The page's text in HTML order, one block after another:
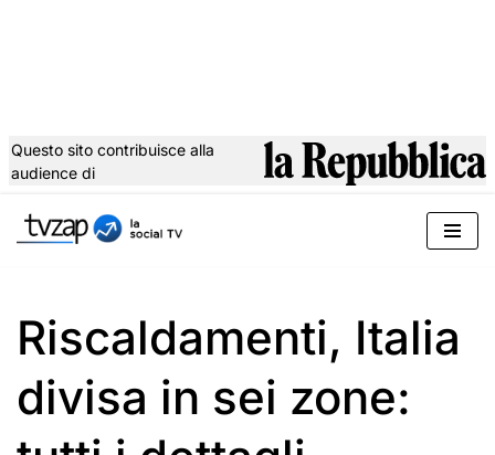
al
Questo sito contribuisce alla
audience di
Riscaldamenti, Italia
divisa in sei zone: